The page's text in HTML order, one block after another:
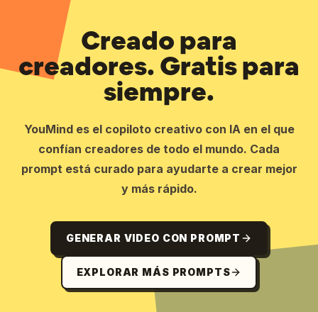
Creado para
creadores. Gratis para
siempre.
YouMind es el copiloto creativo con IA en el que
confían creadores de todo el mundo. Cada
prompt está curado para ayudarte a crear mejor
y más rápido.
GENERAR VIDEO CON PROMPT
EXPLORAR MÁS PROMPTS